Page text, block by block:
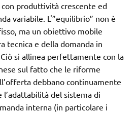
produttività crescente ed
variabile. L'”equilibrio” non è
ma un obiettivo mobile
tecnica e della domanda in
si allinea perfettamente con la
sul fatto che le riforme
debbano continuamente
del sistema di
interna (in particolare i